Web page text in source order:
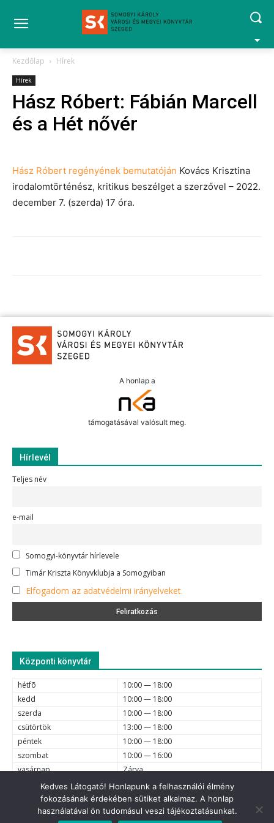
Kezdőlap Hírek
Hírek
Hász Róbert: Fábián Marcell
és a Hét nővér
Hász Róbert regényének bemutatóján Kovács Krisztina
irodalomtörténész, kritikus beszélget a szerzővel – 2022.
december 7. (szerda) 17 óra.
A honlap a
támogatásával valósult meg.
Hírlevél
Teljes név
e-mail
Somogyi-könyvtár hírlevele
Timár Kriszta Könyvklubja a Somogyiban
Elfogadom az adatvédelmi irányelveket.
Központi könyvtár
hétfõ
10:00 — 18:00
kedd
10:00 — 18:00
szerda
10:00 — 18:00
csütörtök
13:00 — 18:00
péntek
10:00 — 18:00
szombat
10:00 — 16:00
vasárnap
Zárva
6720 Szeged, Dóm tér 1-4. (62) 425-525, (62) 630-634; e-mail
© 2021 Somogyi Károly Városi és Megyei Könyvtár - Minden jog
Kedves Látogató! Honlapunk a felhasználói élmény
fokozásának érdekében sütiket alkalmaz. A honlap
használatával ön tudomásul veszi tájékoztatásunkat.